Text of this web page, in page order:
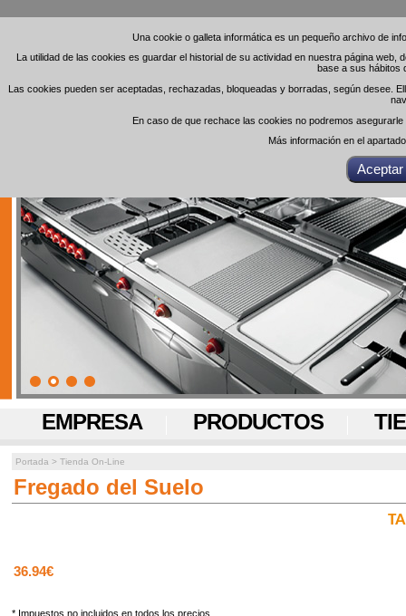
Una cookie o galleta informática es un pequeño archivo de
La utilidad de las cookies es guardar el historial de su actividad en nuestra página
base a sus hábitos
Las cookies pueden ser aceptadas, rechazadas, bloqueadas y borradas, según desee.
En caso de que rechace las cookies no podremos
Más información en el
Una cookie o galleta informática es un pequeño archivo de
La utilidad de las cookies es guardar el historial de su actividad en nuestra página
base a sus hábitos
Las cookies pueden ser aceptadas, rechazadas, bloqueadas y borradas, según desee.
En caso de que rechace las cookies no podremos
Más información en el
EMPRESA PRODUCTOS
Portada > Tienda On-Line
Fregado del Suelo
36.94€
* Impuestos no incluidos en todos los precios